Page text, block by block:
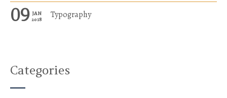
09 JAN
2018 Typography
Categories